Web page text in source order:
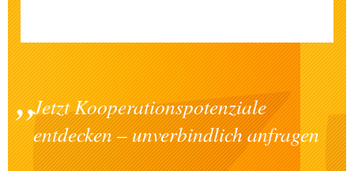
Jetzt Kooperationspotenziale
entdecken – unverbindlich anfragen